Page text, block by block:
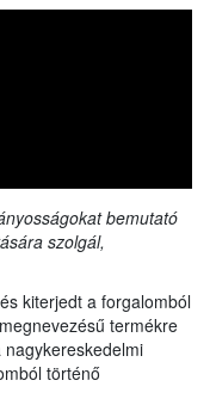
bemutató
szolgál,
kiterjedt a forgalomból
termékre
történő